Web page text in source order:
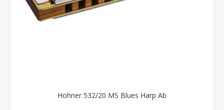
Hohner 532/20 MS Blues Harp Ab